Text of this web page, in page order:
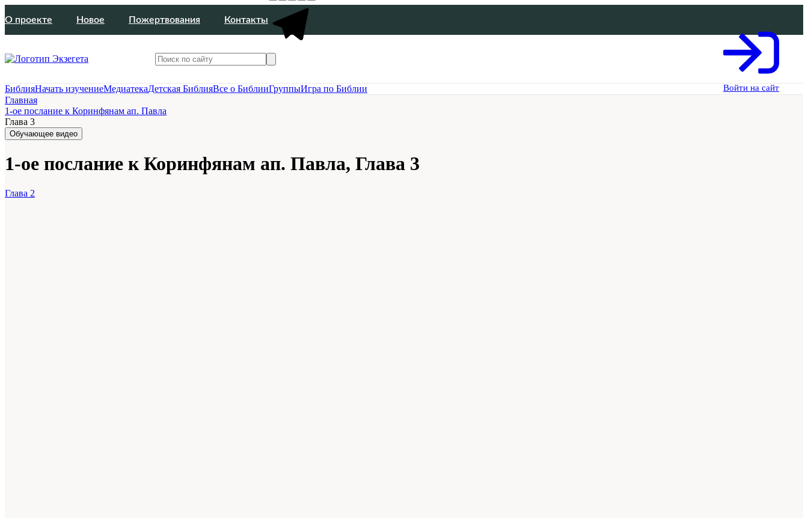
О проекте Новое Пожертвования Контакты
Войти на сайт
БиблияНачать изучениеМедиатекаДетская БиблияВсе о БиблииГруппыИгра по Библии
Главная
1-ое послание к Коринфянам ап. Павла
Глава 3
Обучающее видео
1-ое послание к Коринфянам ап. Павла, Глава 3
Глава 2